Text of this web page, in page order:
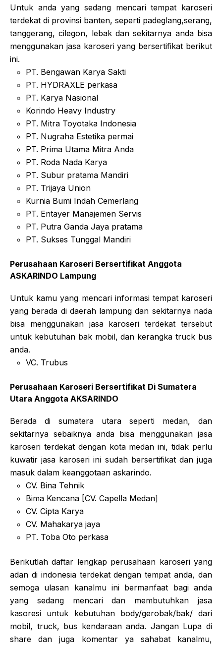
Untuk anda yang sedang mencari tempat karoseri
terdekat di provinsi banten, seperti padeglang,serang,
tanggerang, cilegon, lebak dan sekitarnya anda bisa
menggunakan jasa karoseri yang bersertifikat berikut
ini.
PT. Bengawan Karya Sakti
PT. HYDRAXLE perkasa
PT. Karya Nasional
Korindo Heavy Industry
PT. Mitra Toyotaka Indonesia
PT. Nugraha Estetika permai
PT. Prima Utama Mitra Anda
PT. Roda Nada Karya
PT. Subur pratama Mandiri
PT. Trijaya Union
Kurnia Bumi Indah Cemerlang
PT. Entayer Manajemen Servis
PT. Putra Ganda Jaya pratama
PT. Sukses Tunggal Mandiri
Perusahaan Karoseri Bersertifikat Anggota
ASKARINDO Lampung
Untuk kamu yang mencari informasi tempat karoseri
yang berada di daerah lampung dan sekitarnya nada
bisa menggunakan jasa karoseri terdekat tersebut
untuk kebutuhan bak mobil, dan kerangka truck bus
anda.
VC. Trubus
Perusahaan Karoseri Bersertifikat Di Sumatera
Utara Anggota AKSARINDO
Berada di sumatera utara seperti medan, dan
sekitarnya sebaiknya anda bisa menggunakan jasa
karoseri terdekat dengan kota medan ini, tidak perlu
kuwatir jasa karoseri ini sudah bersertifikat dan juga
masuk dalam keanggotaan askarindo.
CV. Bina Tehnik
Bima Kencana [CV. Capella Medan]
CV. Cipta Karya
CV. Mahakarya jaya
PT. Toba Oto perkasa
Berikutlah daftar lengkap perusahaan karoseri yang
adan di indonesia terdekat dengan tempat anda, dan
semoga ulasan kanalmu ini bermanfaat bagi anda
yang sedang mencari dan membutuhkan jasa
kasoresi untuk kebutuhan body/gerobak/bak/ dari
mobil, truck, bus kendaraan anda. Jangan Lupa di
share dan juga komentar ya sahabat kanalmu,